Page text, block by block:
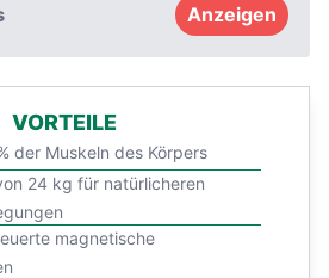
Anzeigen
VORTEILE
der Muskeln des Körpers
24 kg für natürlicheren
magnetische